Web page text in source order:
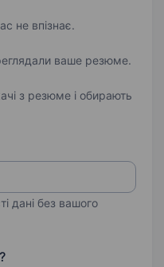
не впізнає.
ваше резюме.
з резюме і обирають
дані без вашого